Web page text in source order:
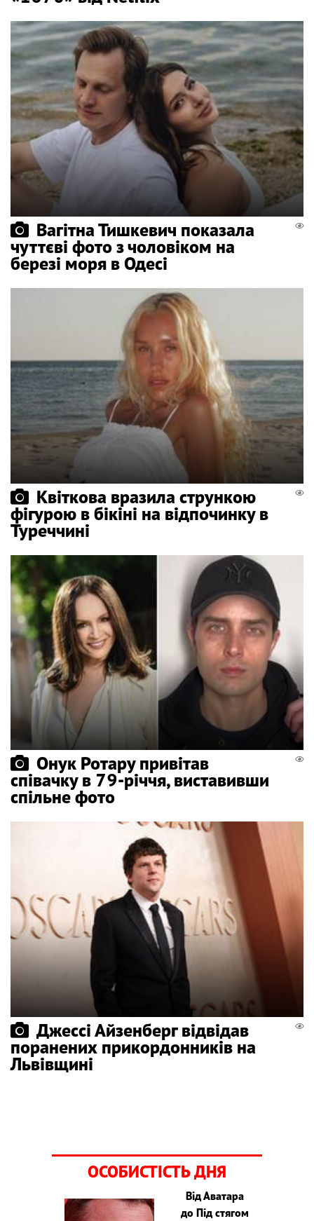
Вагітна Тишкевич показала
чуттєві фото з чоловіком на
березі моря в Одесі
Квіткова вразила стрункою
фігурою в бікіні на відпочинку в
Туреччині
Онук Ротару привітав
співачку в 79-річчя, виставивши
спільне фото
Джессі Айзенберг відвідав
поранених прикордонників на
Львівщині
ОСОБИСТІСТЬ ДНЯ
Від Аватара
до Під стягом